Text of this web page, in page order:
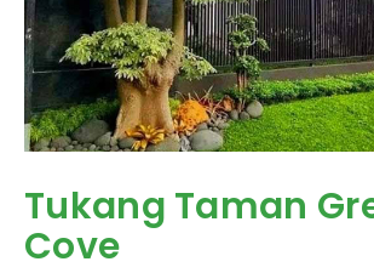
Tukang Taman
Cove